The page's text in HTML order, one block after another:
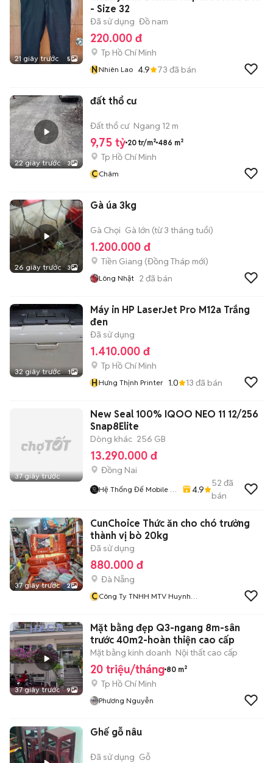
21 giây trước 5
- Size 32
Đã sử dụng Đồ nam
220.000 đ
Tp Hồ Chí Minh
NNhiên Lao 4.9 73 đã bán
22 giây trước 3
đất thổ cư
Đất thổ cư Ngang 12 m
9,75 tỷ 20 tr/m² 486 m²
Tp Hồ Chí Minh
CChâm
26 giây trước 3
Gà úa 3kg
Gà Chọi Gà lớn (từ 3 tháng tuổi)
1.200.000 đ
Tiền Giang (Đồng Tháp mới)
Lông Nhật 2 đã bán
32 giây trước 1
Máy in HP LaserJet Pro M12a Trắng
đen
Đã sử dụng
1.410.000 đ
Tp Hồ Chí Minh
HHưng Thịnh Printer 1.0 13 đã bán
37 giây trước
New Seal 100% IQOO NEO 11 12/256
Snap8Elite
Dòng khác 256 GB
13.290.000 đ
Đồng Nai
Hệ Thống Đế Mobile -
4.9
52 đã
bán
37 giây trước 2
CunChoice Thức ăn cho chó trưởng
thành vị bò 20kg
Đã sử dụng
880.000 đ
Đà Nẵng
CCông Ty TNHH MTV Huynh
37 giây trước 9
Mặt bằng đẹp Q3-ngang 8m-sân
trước 40m2-hoàn thiện cao cấp
Mặt bằng kinh doanh Nội thất cao cấp
20 triệu/tháng 80 m²
Tp Hồ Chí Minh
Phương Nguyễn
Ghế gỗ nâu
Đã sử dụng Gỗ